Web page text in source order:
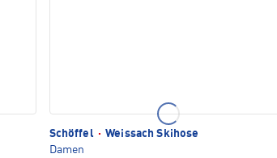
Schöffel · Weissach Skihose
Damen